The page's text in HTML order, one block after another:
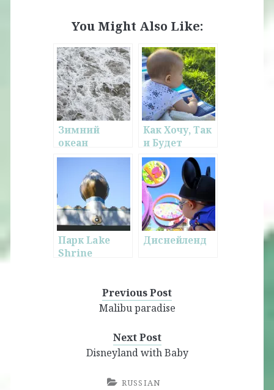
You Might Also Like:
Зимний
океан
Как Хочу, Так
и Будет
Парк Lake
Shrine
Диснейленд
Previous Post
Malibu paradise
Next Post
Disneyland with Baby
RUSSIAN